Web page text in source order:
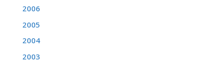
2006
2005
2004
2003